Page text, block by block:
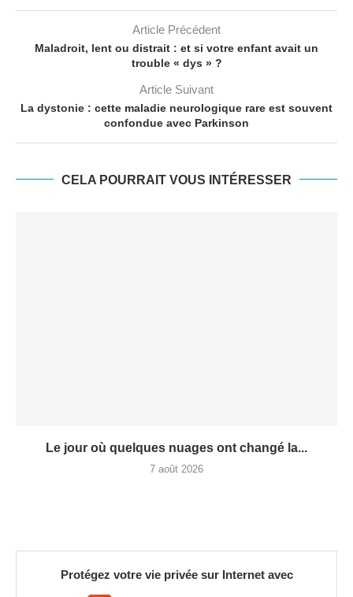
Article Précédent
Maladroit, lent ou distrait : et si votre enfant avait un
trouble « dys » ?
Article Suivant
La dystonie : cette maladie neurologique rare est souvent
confondue avec Parkinson
CELA POURRAIT VOUS INTÉRESSER
Le jour où quelques nuages ont changé la...
7 août 2026
Protégez votre vie privée sur Internet avec